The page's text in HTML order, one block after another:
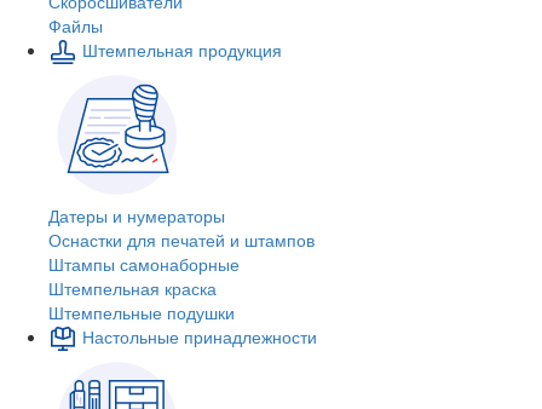
Файлы
Штемпельная продукция
Датеры и нумераторы
Оснастки для печатей и штампов
Штампы самонаборные
Штемпельная краска
Штемпельные подушки
Настольные принадлежности